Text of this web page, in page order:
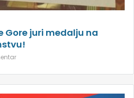
Gore juri medalju na